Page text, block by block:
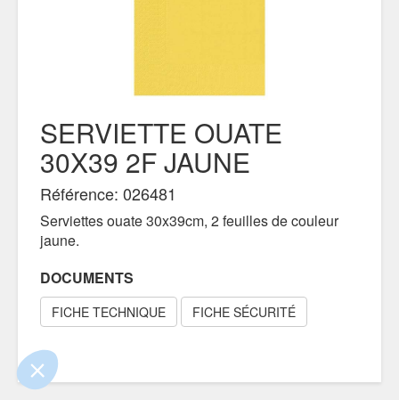
contenu de ce site vous intéresse
certifiés par
Je choisis OK pour moi
SERVIETTE OUATE
30X39 2F JAUNE
Référence: 026481
Serviettes ouate 30x39cm, 2 feuilles de couleur
jaune.
DOCUMENTS
FICHE TECHNIQUE FICHE SÉCURITÉ